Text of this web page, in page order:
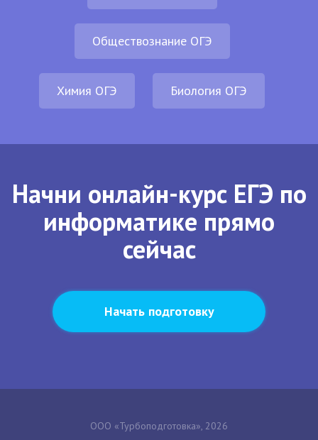
Обществознание ОГЭ
Химия ОГЭ Биология ОГЭ
Начни онлайн-курс ЕГЭ по
информатике прямо
сейчас
Начать подготовку
ООО «Турбоподготовка», 2026